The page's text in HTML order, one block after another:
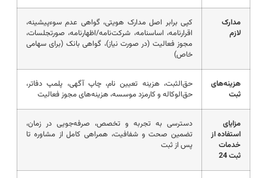
مدارک
لازم
کپی برابر اصل مدارک هویتی، گواهی عدم سوءپیشینه،
اقرارنامه، اساسنامه، شرکت‌نامه/اظهارنامه، صورتجلسات،
مجوز فعالیت (در صورت نیاز)، گواهی بانک (برای سهامی
خاص)
هزینه‌های
ثبت
حق‌الثبت، هزینه تعیین نام، چاپ آگهی، پلمپ دفاتر،
حق‌الوکاله و کارمزد موسسه، هزینه‌های مجوز فعالیت
مزایای
استفاده از
خدمات
ثبت 24
دسترسی به تجربه و تخصص، صرفه‌جویی در زمان،
تضمین صحت و شفافیت، همراهی کامل از مشاوره تا
پس از ثبت